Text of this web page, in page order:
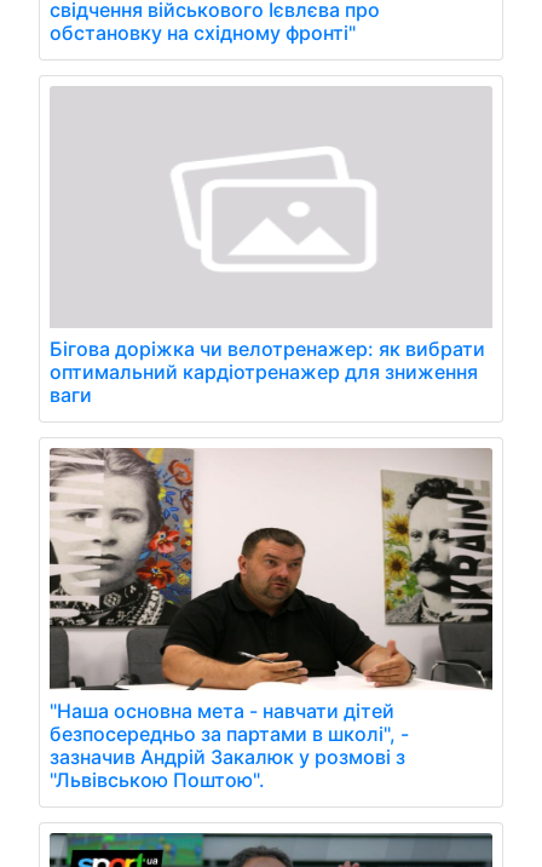
свідчення військового Ієвлєва про
обстановку на східному фронті"
Бігова доріжка чи велотренажер: як вибрати
оптимальний кардіотренажер для зниження
ваги
"Наша основна мета - навчати дітей
безпосередньо за партами в школі", -
зазначив Андрій Закалюк у розмові з
"Львівською Поштою".